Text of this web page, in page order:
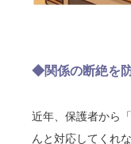
◆関係の断絶を
近年、保護者から
んと対応してくれ